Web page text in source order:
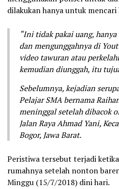
dilakukan hanya untuk mencari
“Ini tidak pakai uang,
dan mengunggahnya di
video tawuran atau
kemudian diunggah, itu
Sebelumnya, kejadian
Pelajar SMA bernama
meninggal setelah dibacok
Jalan Raya Ahmad Yani,
Bogor, Jawa Barat.
Peristiwa tersebut terjadi
rumahnya setelah nonton
Minggu (15/7/2018) dini hari.